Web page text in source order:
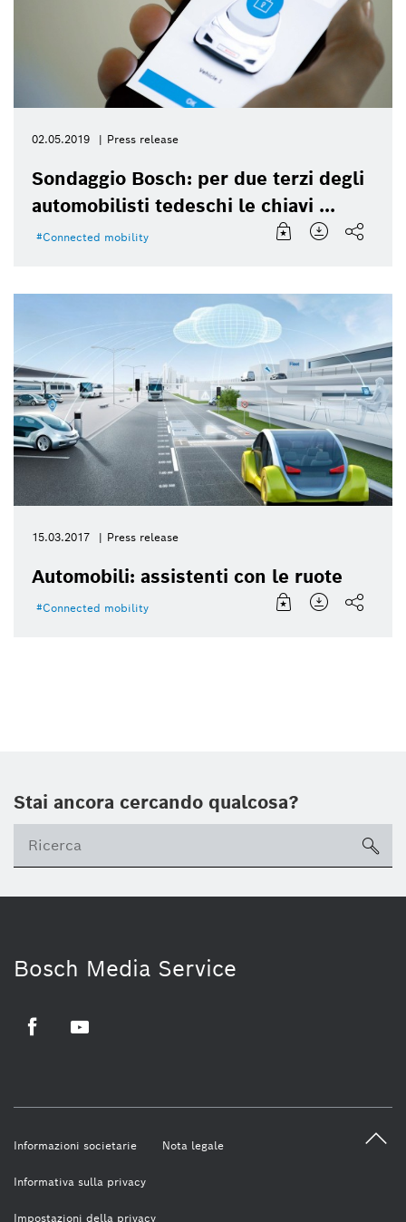
02.05.2019 Press release
Sondaggio Bosch: per due terzi degli
automobilisti tedeschi le chiavi ...
Connected mobility
15.03.2017 Press release
Automobili: assistenti con le ruote
Connected mobility
Stai ancora cercando qualcosa?
Bosch Media Service
Informazioni societarie Nota legale
Informativa sulla privacy
Impostazioni della privacy